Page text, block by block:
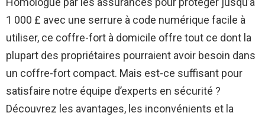
1 000 £ avec une serrure à code numérique facile à
utiliser, ce coffre-fort à domicile offre tout ce dont la
plupart des propriétaires pourraient avoir besoin dans
un coffre-fort compact. Mais est-ce suffisant pour
satisfaire notre équipe d’experts en sécurité ?
Découvrez les avantages, les inconvénients et la